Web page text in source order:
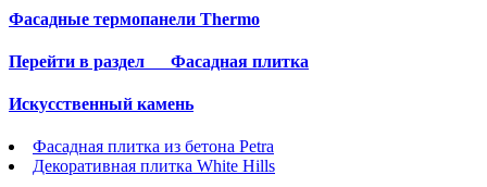
Фасадные термопанели Thermo
Перейти в раздел Фасадная плитка
Искусственный камень
Фасадная плитка из бетона Petra
Декоративная плитка White Hills